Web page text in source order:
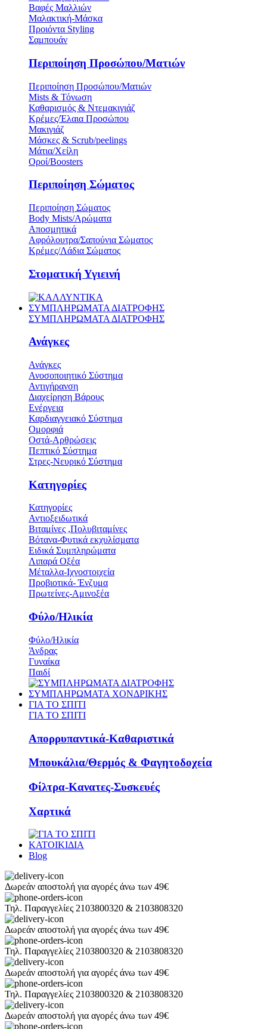
Βαφές Μαλλιών
Μαλακτική-Μάσκα
Προιόντα Styling
Σαμπουάν
Περιποίηση Προσώπου/Ματιών
Περιποίηση Προσώπου/Ματιών
Mists & Τόνωση
Καθαρισμός & Ντεμακιγιάζ
Κρέμες/Έλαια Προσώπου
Μακιγιάζ
Μάσκες & Scrub/peelings
Μάτια/Χείλη
Οροί/Boosters
Περιποίηση Σώματος
Περιποίηση Σώματος
Body Mists/Αρώματα
Αποσμητικά
Αφρόλουτρα/Σαπούνια Σώματος
Κρέμες/Λάδια Σώματος
Στοματική Υγιεινή
ΣΥΜΠΛΗΡΩΜΑΤΑ ΔΙΑΤΡΟΦΗΣ
ΣΥΜΠΛΗΡΩΜΑΤΑ ΔΙΑΤΡΟΦΗΣ
Ανάγκες
Ανάγκες
Ανοσοποιητικό Σύστημα
Αντιγήρανση
Διαχείρηση Βάρους
Ενέργεια
Καρδιαγγειακό Σύστημα
Ομορφιά
Οστά-Αρθρώσεις
Πεπτικό Σύστημα
Στρες-Νευρικό Σύστημα
Κατηγορίες
Κατηγορίες
Αντιοξειδωτικά
Βιταμίνες ,Πολυβιταμίνες
Βότανα-Φυτικά εκχυλίσματα
Ειδικά Συμπληρώματα
Λιπαρά Οξέα
Μέταλλα-Ιχνοστοιχεία
Προβιοτικά- Ένζυμα
Πρωτείνες-Αμινοξέα
Φύλο/Ηλικία
Φύλο/Ηλικία
Άνδρας
Γυναίκα
Παιδί
ΣΥΜΠΛΗΡΩΜΑΤΑ ΧΟΝΔΡΙΚΗΣ
ΓΙΑ ΤΟ ΣΠΙΤΙ
ΓΙΑ ΤΟ ΣΠΙΤΙ
Απορρυπαντικά-Καθαριστικά
Μπουκάλια/Θερμός & Φαγητοδοχεία
Φίλτρα-Κανατες-Συσκευές
Χαρτικά
ΚΑΤΟΙΚΙΔΙΑ
Blog
Δωρεάν αποστολή για αγορές άνω των 49€
Τηλ. Παραγγελίες 2103800320 & 2103808320
Δωρεάν αποστολή για αγορές άνω των 49€
Τηλ. Παραγγελίες 2103800320 & 2103808320
Δωρεάν αποστολή για αγορές άνω των 49€
Τηλ. Παραγγελίες 2103800320 & 2103808320
Δωρεάν αποστολή για αγορές άνω των 49€